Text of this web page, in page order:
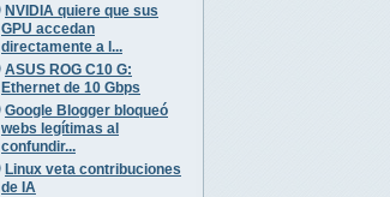
NVIDIA quiere que sus
GPU accedan
directamente a l...
ASUS ROG C10 G:
Ethernet de 10 Gbps
Google Blogger bloqueó
webs legítimas al
confundir...
Linux veta contribuciones
de IA